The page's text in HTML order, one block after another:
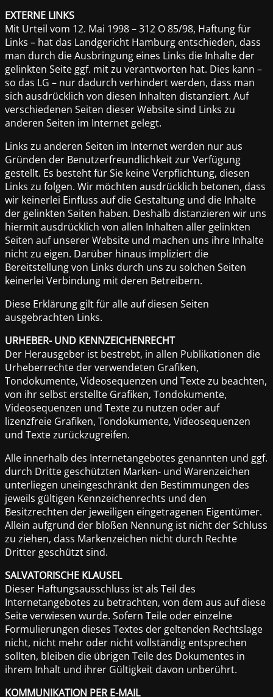
EXTERNE LINKS
Mit Urteil vom 12. Mai 1998 – 312 O 85/98, Haftung für
Links – hat das Landgericht Hamburg entschieden, dass
man durch die Ausbringung eines Links die Inhalte der
gelinkten Seite ggf. mit zu verantworten hat. Dies kann –
so das LG – nur dadurch verhindert werden, dass man
sich ausdrücklich von diesen Inhalten distanziert. Auf
verschiedenen Seiten dieser Website sind Links zu
anderen Seiten im Internet gelegt.
Links zu anderen Seiten im Internet werden nur aus
Gründen der Benutzerfreundlichkeit zur Verfügung
gestellt. Es besteht für Sie keine Verpflichtung, diesen
Links zu folgen. Wir möchten ausdrücklich betonen, dass
wir keinerlei Einfluss auf die Gestaltung und die Inhalte
der gelinkten Seiten haben. Deshalb distanzieren wir uns
hiermit ausdrücklich von allen Inhalten aller gelinkten
Seiten auf unserer Website und machen uns ihre Inhalte
nicht zu eigen. Darüber hinaus impliziert die
Bereitstellung von Links durch uns zu solchen Seiten
keinerlei Verbindung mit deren Betreibern.
Diese Erklärung gilt für alle auf diesen Seiten
ausgebrachten Links.
URHEBER- UND KENNZEICHENRECHT
Der Herausgeber ist bestrebt, in allen Publikationen die
Urheberrechte der verwendeten Grafiken,
Tondokumente, Videosequenzen und Texte zu beachten,
von ihr selbst erstellte Grafiken, Tondokumente,
Videosequenzen und Texte zu nutzen oder auf
lizenzfreie Grafiken, Tondokumente, Videosequenzen
und Texte zurückzugreifen.
Alle innerhalb des Internetangebotes genannten und ggf.
durch Dritte geschützten Marken- und Warenzeichen
unterliegen uneingeschränkt den Bestimmungen des
jeweils gültigen Kennzeichenrechts und den
Besitzrechten der jeweiligen eingetragenen Eigentümer.
Allein aufgrund der bloßen Nennung ist nicht der Schluss
zu ziehen, dass Markenzeichen nicht durch Rechte
Dritter geschützt sind.
SALVATORISCHE KLAUSEL
Dieser Haftungsausschluss ist als Teil des
Internetangebotes zu betrachten, von dem aus auf diese
Seite verwiesen wurde. Sofern Teile oder einzelne
Formulierungen dieses Textes der geltenden Rechtslage
nicht, nicht mehr oder nicht vollständig entsprechen
sollten, bleiben die übrigen Teile des Dokumentes in
ihrem Inhalt und ihrer Gültigkeit davon unberührt.
KOMMUNIKATION PER E-MAIL